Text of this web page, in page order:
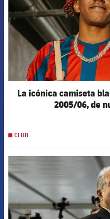
La icónica camiseta
2005/06, de
CLUB